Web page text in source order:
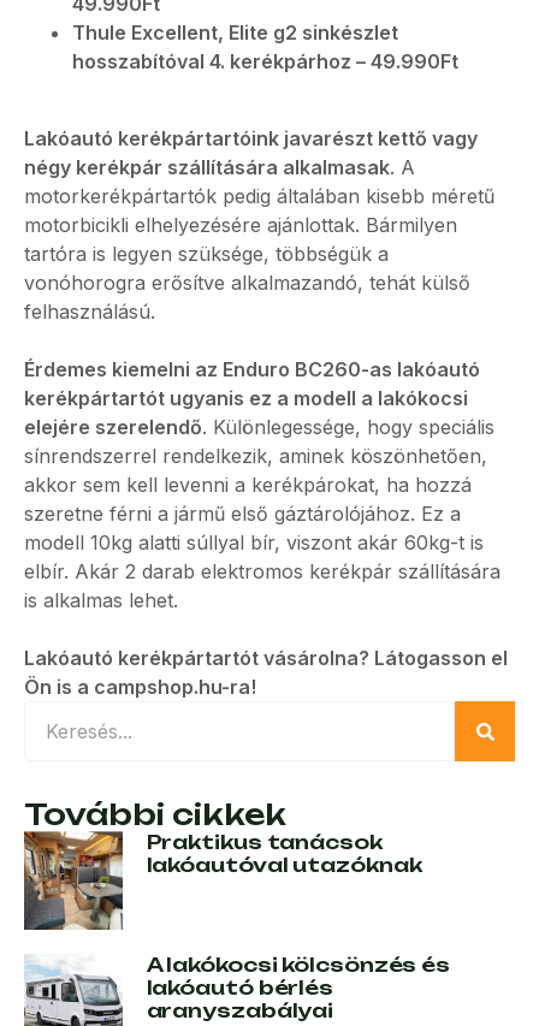
Thule Excellent, Elite g2 sinkészlet
hosszabítóval 4. kerékpárhoz – 49.990Ft
Lakóautó kerékpártartóink javarészt kettő vagy
négy kerékpár szállítására alkalmasak. A
motorkerékpártartók pedig általában kisebb méretű
motorbicikli elhelyezésére ajánlottak. Bármilyen
tartóra is legyen szüksége, többségük a
vonóhorogra erősítve alkalmazandó, tehát külső
felhasználású.
Érdemes kiemelni az Enduro BC260-as lakóautó
kerékpártartót ugyanis ez a modell a lakókocsi
elejére szerelendő. Különlegessége, hogy speciális
sínrendszerrel rendelkezik, aminek köszönhetően,
akkor sem kell levenni a kerékpárokat, ha hozzá
szeretne férni a jármű első gáztárolójához. Ez a
modell 10kg alatti súllyal bír, viszont akár 60kg-t is
elbír. Akár 2 darab elektromos kerékpár szállítására
is alkalmas lehet.
Lakóautó kerékpártartót vásárolna? Látogasson el
Ön is a campshop.hu-ra!
További cikkek
Praktikus tanácsok
lakóautóval utazóknak
A lakókocsi kölcsönzés és
lakóautó bérlés
aranyszabályai